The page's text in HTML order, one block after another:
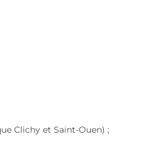
Clichy et Saint-Ouen) ;